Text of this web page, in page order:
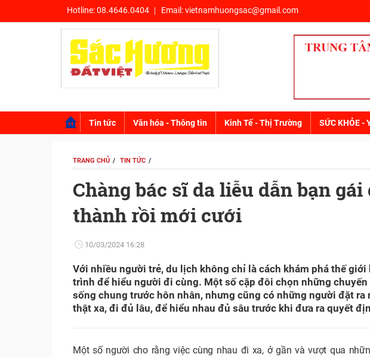
Hotline:08.4646.0404 Email:vietnamhuongsac@gmail.com
Tin tức Văn hóa - Thông tin Kinh Tế - Thị Trường SỨC KHỎE -
TRANG CHỦ TIN TỨC
Chàng bác sĩ da liễu dẫn bạn
thành rồi mới cưới
10/03/2024 16:28
Với nhiều người trẻ, du lịch không chỉ là cách khám phá thế giới
trình để hiểu người đi cùng. Một số cặp đôi chọn những
sống chung trước hôn nhân, nhưng cũng có những người đặt ra
thật xa, đi đủ lâu, để hiểu nhau đủ sâu trước khi đưa ra quyết
Một số người cho rằng việc cùng nhau đi xa, ở gần và vượt qua